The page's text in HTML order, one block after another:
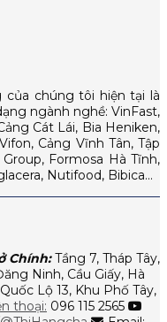
của chúng tôi hiện tại là
ngành nghề: VinFast,
Cát Lái, Bia Heniken,
Cảng Vĩnh Tân, Tập
Formosa Hà Tĩnh,
Nutifood, Bibica…
Chính:Tầng 7, Tháp Tây,
Ninh, Cầu Giấy, Hà
Lộ 13, Khu Phố Tây,
thoại: 096 115 2565